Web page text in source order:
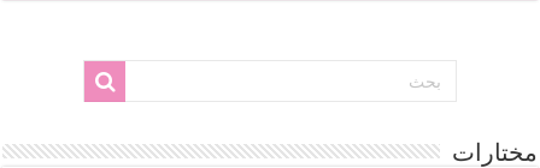
مختارات